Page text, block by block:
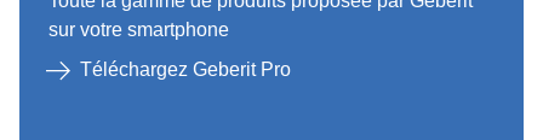
sur votre smartphone
Téléchargez Geberit Pro